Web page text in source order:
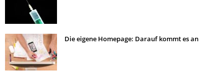
Die eigene Homepage: Darauf kommt es an